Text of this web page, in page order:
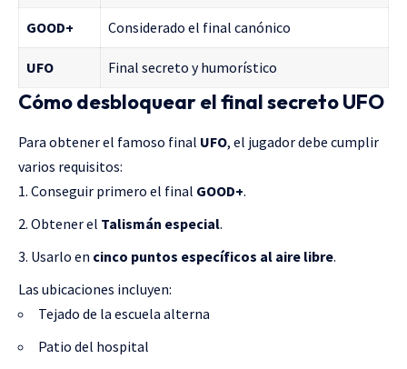
GOOD+ Considerado el final canónico
UFO Final secreto y humorístico
Cómo desbloquear el final secreto UFO
Para obtener el famoso final UFO, el jugador debe cumplir
varios requisitos:
Conseguir primero el final GOOD+.
Obtener el Talismán especial.
Usarlo en cinco puntos específicos al aire libre.
Las ubicaciones incluyen:
Tejado de la escuela alterna
Patio del hospital